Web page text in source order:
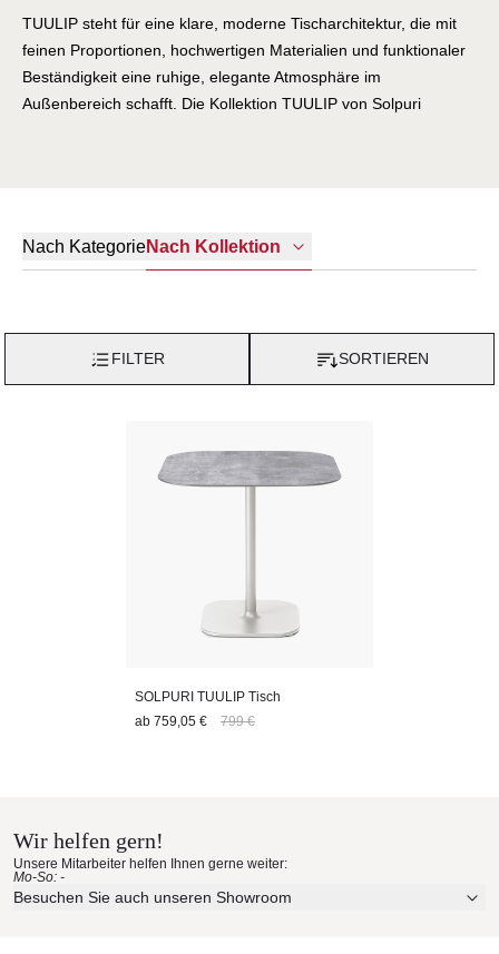
TUULIP steht für eine klare, moderne Tischarchitektur, die mit
feinen Proportionen, hochwertigen Materialien und funktionaler
Beständigkeit eine ruhige, elegante Atmosphäre im
Außenbereich schafft. Die Kollektion TUULIP von Solpuri
Outdoor-Bereiche, in denen Zurückhaltung, Qualität und
Nach KategorieNach Kollektion
FILTER SORTIEREN
SOLPURI TUULIP Tisch
ab 759,05 € 799 €
Wir helfen gern!
Unsere Mitarbeiter helfen Ihnen gerne weiter:
Mo-So: -
Besuchen Sie auch unseren Showroom